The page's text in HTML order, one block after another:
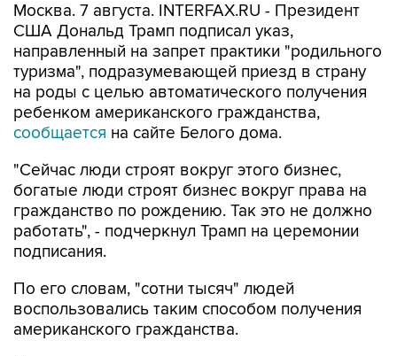
Москва. 7 августа. INTERFAX.RU - Президент
США Дональд Трамп подписал указ,
направленный на запрет практики "родильного
туризма", подразумевающей приезд в страну
на роды с целью автоматического получения
ребенком американского гражданства,
сообщается на сайте Белого дома.
"Сейчас люди строят вокруг этого бизнес,
богатые люди строят бизнес вокруг права на
гражданство по рождению. Так это не должно
работать", - подчеркнул Трамп на церемонии
подписания.
По его словам, "сотни тысяч" людей
воспользовались таким способом получения
американского гражданства.